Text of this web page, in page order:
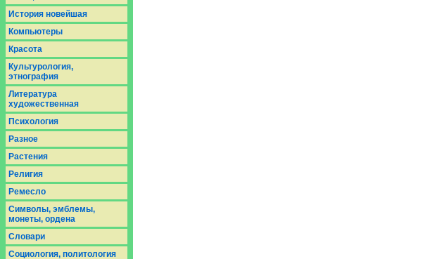
История новейшая
Компьютеры
Красота
Культурология,
этнография
Литература
художественная
Психология
Разное
Растения
Религия
Ремесло
Символы, эмблемы,
монеты, ордена
Словари
Социология, политология